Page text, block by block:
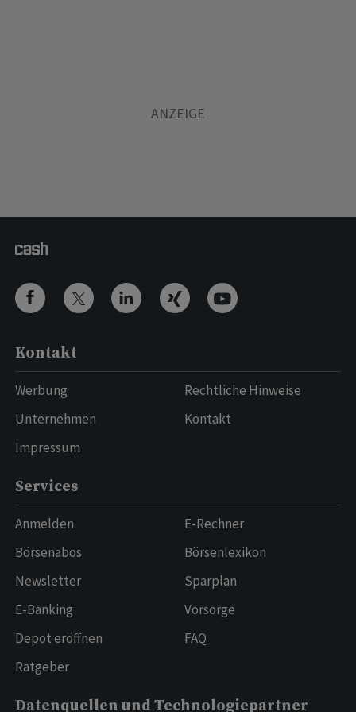
Kontakt
Werbung
Unternehmen
Impressum
Rechtliche Hinweise
Kontakt
Services
Anmelden
Börsenabos
Newsletter
E-Banking
Depot eröffnen
Ratgeber
E-Rechner
Börsenlexikon
Sparplan
Vorsorge
FAQ
Datenquellen und Technologiepartner